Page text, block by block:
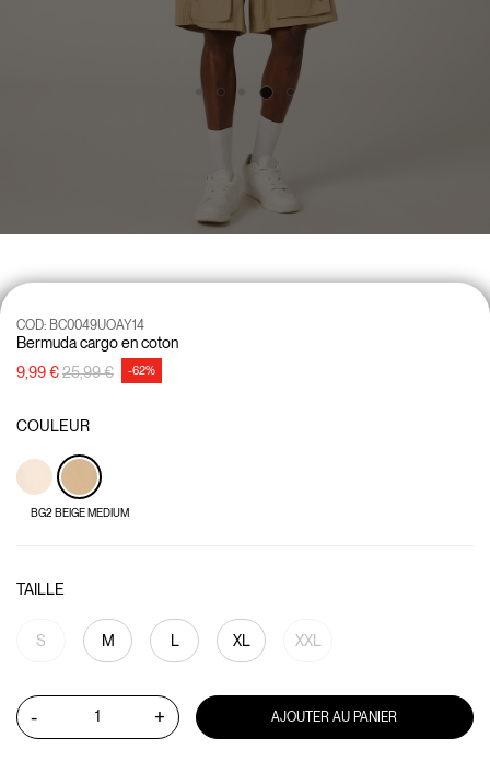
Bermuda cargo en coton
COD: BC0049UOAY14
9,99 €Prix réduit de
25,99 €à -62%
COULEUR
BG2 BEIGE MEDIUM
TAILLE
S M L XL XXL
- + AJOUTER AU PANIER